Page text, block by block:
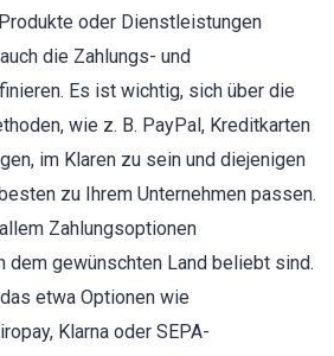
oder Dienstleistungen
die Zahlungs- und
Es ist wichtig, sich über die
wie z. B. PayPal, Kreditkarten
im Klaren zu sein und diejenigen
zu Ihrem Unternehmen passen.
Zahlungsoptionen
dem gewünschten Land beliebt sind.
etwa Optionen wie
Klarna oder SEPA-